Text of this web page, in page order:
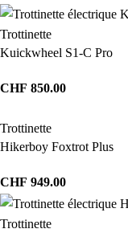
Trottinette
Kuickwheel S1-C Pro
CHF 850.00
Trottinette
Hikerboy Foxtrot Plus
CHF 949.00
Trottinette